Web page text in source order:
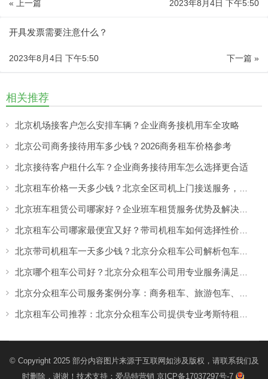
« 上一篇 2023年8月4日 下午5:50
开具发票需要注意什么？
下一篇 »
2023年8月4日 下午5:50
相关推荐
北京机场接客户怎么安排车辆？企业商务接机用车全攻略
北京公司商务接待用车多少钱？2026商务租车价格参考
北京接待客户租什么车？企业商务接待用车怎么选择更合适
北京租车价格一天多少钱？北京全区司机上门接送服务，让出行更方便
北京班车租赁公司哪家好？企业班车租赁服务优势及解决方案
北京租车公司哪家最便宜又好？带司机租车如何选择性价比高的服务
北京带司机租车一天多少钱？北京分众租车公司解析包车价格与服务优势
北京哪个租车公司好？北京分众租车公司用专业服务满足商务、旅游多场景出行需求
北京分众租车公司服务案例分享：商务租车、旅游包车、考斯特、中巴车及企业长期用车解决方案
北京租车公司推荐：北京分众租车公司提供专业考斯特租赁服务
© Copyright 2025 部分内容图片来源于互联网如涉及版权，请联系我们及
时删除，谢谢！技术支持： 爱品特营销 京ICP备17037297号-7